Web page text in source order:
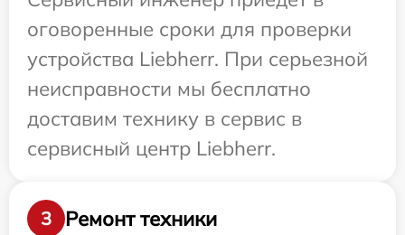
оговоренные сроки для проверки
устройства Liebherr. При серьезной
неисправности мы бесплатно
доставим технику в сервис в
сервисный центр Liebherr.
3
Ремонт техники